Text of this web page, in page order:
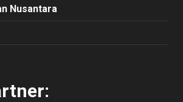
Nusantara